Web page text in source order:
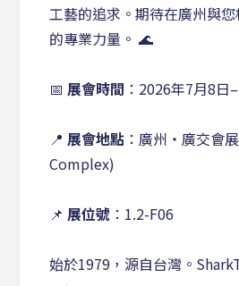
工藝的追求。期待在廣州與
的專業力量。 🌊
📅 展會時間 ：2026年7月8日
📍 展會地點 ：廣州・廣交會
Complex)
📌 展位號：1.2-F06
始於1979，源自台灣。